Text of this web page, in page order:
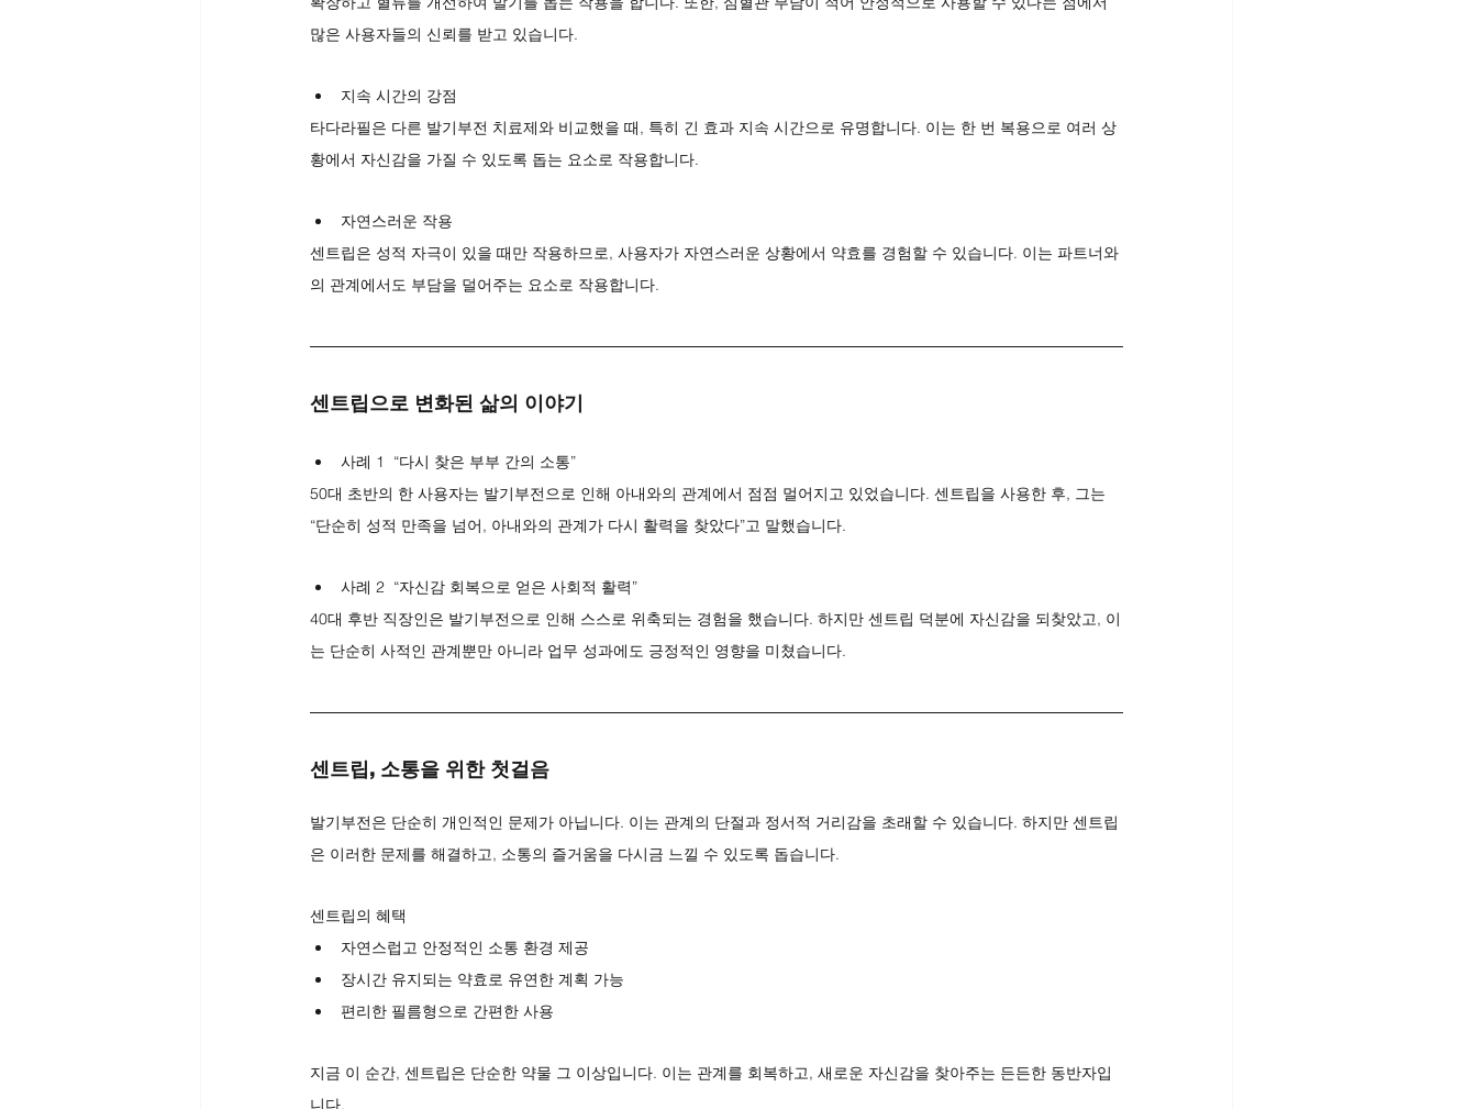
많은 사용자들의 신뢰를 받고 있습니다.
지속 시간의 강점
타다라필은 다른 발기부전 치료제와 비교했을 때, 특히 긴 효과 지속 시간으로 유명합니다. 이는 한 번 복용으로 여러 상
황에서 자신감을 가질 수 있도록 돕는 요소로 작용합니다.
자연스러운 작용
센트립은 성적 자극이 있을 때만 작용하므로, 사용자가 자연스러운 상황에서 약효를 경험할 수 있습니다. 이는 파트너와
의 관계에서도 부담을 덜어주는 요소로 작용합니다.
센트립으로 변화된 삶의 이야기
사례 1  “다시 찾은 부부 간의 소통”
50대 초반의 한 사용자는 발기부전으로 인해 아내와의 관계에서 점점 멀어지고 있었습니다. 센트립을 사용한 후, 그는
“단순히 성적 만족을 넘어, 아내와의 관계가 다시 활력을 찾았다”고 말했습니다.
사례 2  “자신감 회복으로 얻은 사회적 활력”
40대 후반 직장인은 발기부전으로 인해 스스로 위축되는 경험을 했습니다. 하지만 센트립 덕분에 자신감을 되찾았고, 이
는 단순히 사적인 관계뿐만 아니라 업무 성과에도 긍정적인 영향을 미쳤습니다.
센트립, 소통을 위한 첫걸음
발기부전은 단순히 개인적인 문제가 아닙니다. 이는 관계의 단절과 정서적 거리감을 초래할 수 있습니다. 하지만 센트립
은 이러한 문제를 해결하고, 소통의 즐거움을 다시금 느낄 수 있도록 돕습니다.
센트립의 혜택
자연스럽고 안정적인 소통 환경 제공
장시간 유지되는 약효로 유연한 계획 가능
편리한 필름형으로 간편한 사용
지금 이 순간, 센트립은 단순한 약물 그 이상입니다. 이는 관계를 회복하고, 새로운 자신감을 찾아주는 든든한 동반자입
니다.